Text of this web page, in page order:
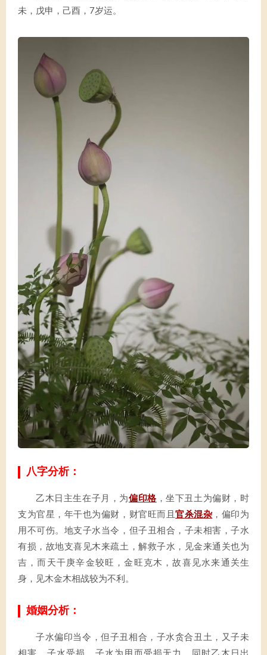
未，戊申，己酉，7岁运。
八字分析：
乙木日主生在子月，为偏印格，坐下丑土为偏财，时
支为官星，年干也为偏财，财官旺而且官杀混杂，偏印为
用不可伤。地支子水当令，但子丑相合，子未相害，子水
有损，故地支喜见木来疏土，解救子水，见金来通关也为
吉，而天干庚辛金较旺，金旺克木，故喜见水来通关生
身，见木金木相战较为不利。
婚姻分析：
子水偏印当令，但子丑相合，子水贪合丑土，又子未